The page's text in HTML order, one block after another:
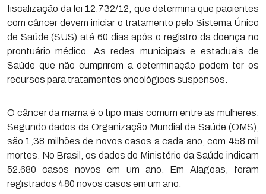
fiscalização da lei 12.732/12, que determina que pacientes
com câncer devem iniciar o tratamento pelo Sistema Único
de Saúde (SUS) até 60 dias após o registro da doença no
prontuário médico. As redes municipais e estaduais de
Saúde que não cumprirem a determinação podem ter os
recursos para tratamentos oncológicos suspensos.
O câncer da mama é o tipo mais comum entre as mulheres.
Segundo dados da Organização Mundial de Saúde (OMS),
são 1,38 milhões de novos casos a cada ano, com 458 mil
mortes. No Brasil, os dados do Ministério da Saúde indicam
52.680 casos novos em um ano. Em Alagoas, foram
registrados 480 novos casos em um ano.